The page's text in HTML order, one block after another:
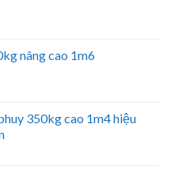
nâng cao 1m6
350kg cao 1m4 hiệu